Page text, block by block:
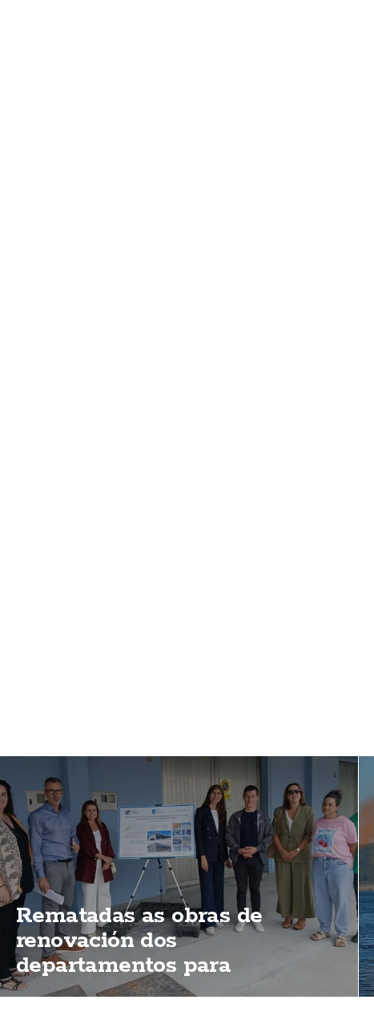
Rematadas as obras de
renovación dos
departamentos para
mariñeiros do porto de